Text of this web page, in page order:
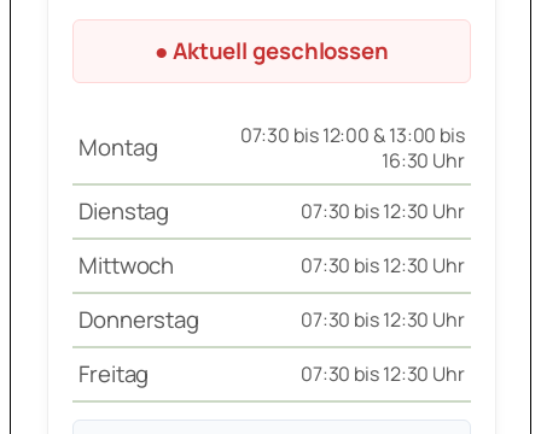
● Aktuell geschlossen
Montag
07:30 bis 12:00 & 13:00 bis
16:30 Uhr
Dienstag 07:30 bis 12:30 Uhr
Mittwoch 07:30 bis 12:30 Uhr
Donnerstag 07:30 bis 12:30 Uhr
Freitag 07:30 bis 12:30 Uhr